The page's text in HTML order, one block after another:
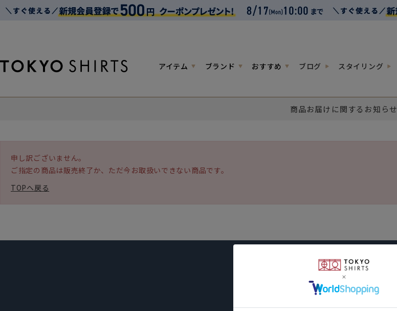
アイテム ブランド おすすめ ブログ スタイリング
商品お届けに関するお知らせ
申し訳ございません。
ご指定の商品は販売終了か、ただ今お取扱いできない商品です。
TOPへ戻る